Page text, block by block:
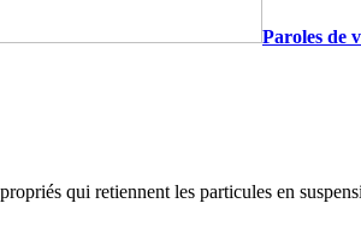
Paroles de
qui retiennent les particules en